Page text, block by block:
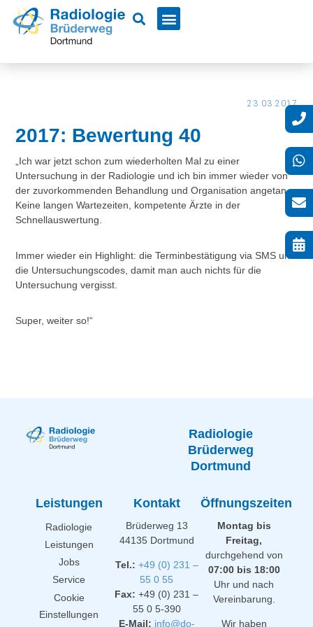
23.03.2017
2017: Bewertung 40
„Ich war jetzt schon zum wiederholten Mal zu einer
Untersuchung in der Radiologie und ich bin immer wieder von
der zuvorkommenden Behandlung und Organisation angetan.
Keine langen Wartezeiten, kompetente Ärzte in der
Schnellauswertung.
Immer wieder ein Highlight: die Terminbestätigung via SMS und
die Untersuchungscodes, damit man auch nichts für die
Untersuchung vergisst.
Super, weiter so!“
Radiologie
Brüderweg
Dortmund
Leistungen
Radiologie
Leistungen
Jobs
Service
Cookie
Einstellungen
Kontakt
Brüderweg 13
44135 Dortmund
Tel.: +49 (0) 231 –
55 0 55
Fax: +49 (0) 231 –
55 0 5-390
E-Mail: info@do-
Öffnungszeiten
Montag bis
Freitag,
durchgehend von
07:00 bis 18:00
Uhr und nach
Vereinbarung.
Wir haben